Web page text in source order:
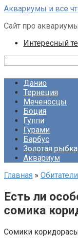
Перейти
контенту
Аквариумы и все
Сайт про
Интересный
Данио
Тернеция
Меченосцы
Боция
Гуппи
Гурами
Барбус
Золотая рыбка
Аквариум
Главная » Обитатели
Есть ли
сомика
Сомики